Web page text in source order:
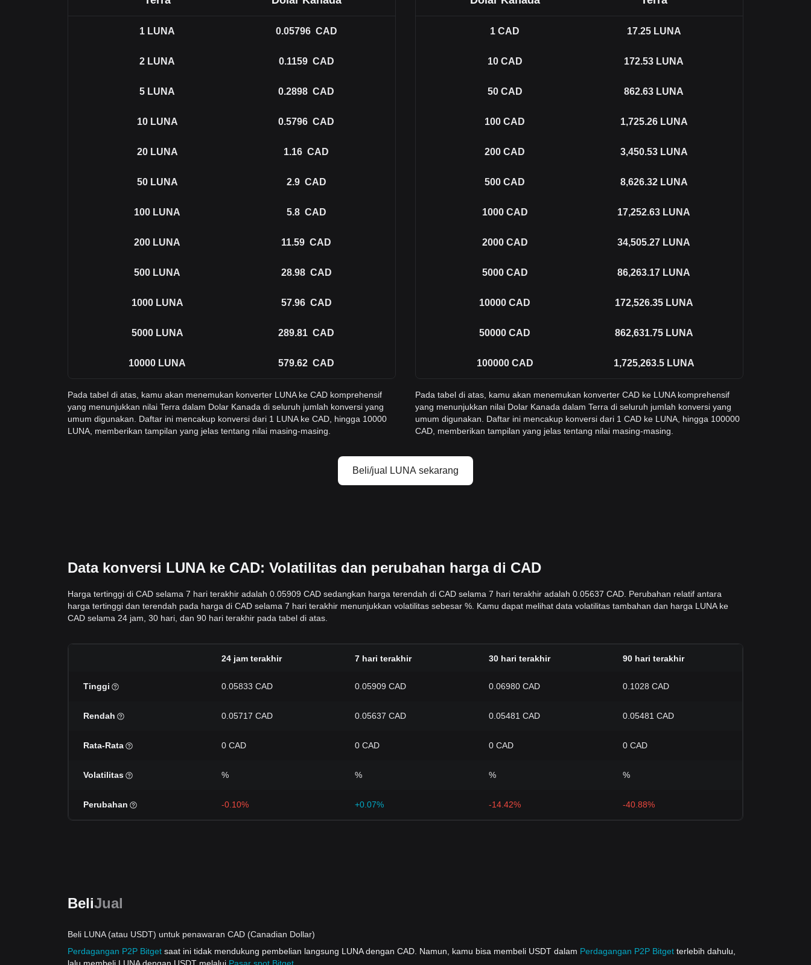
1 LUNA 0.05796 CAD
2 LUNA 0.1159 CAD
5 LUNA 0.2898 CAD
10 LUNA 0.5796 CAD
20 LUNA 1.16 CAD
50 LUNA 2.9 CAD
100 LUNA 5.8 CAD
200 LUNA 11.59 CAD
500 LUNA 28.98 CAD
1000 LUNA 57.96 CAD
5000 LUNA 289.81 CAD
10000 LUNA 579.62 CAD
Pada tabel di atas, kamu akan menemukan konverter LUNA ke CAD komprehensif
yang menunjukkan nilai Terra dalam Dolar Kanada di seluruh jumlah konversi yang
umum digunakan. Daftar ini mencakup konversi dari 1 LUNA ke CAD, hingga 10000
LUNA, memberikan tampilan yang jelas tentang nilai masing-masing.
1 CAD 17.25 LUNA
10 CAD 172.53 LUNA
50 CAD 862.63 LUNA
100 CAD 1,725.26 LUNA
200 CAD 3,450.53 LUNA
500 CAD 8,626.32 LUNA
1000 CAD 17,252.63 LUNA
2000 CAD 34,505.27 LUNA
5000 CAD 86,263.17 LUNA
10000 CAD 172,526.35 LUNA
50000 CAD 862,631.75 LUNA
100000 CAD 1,725,263.5 LUNA
Pada tabel di atas, kamu akan menemukan konverter CAD ke LUNA komprehensif
yang menunjukkan nilai Dolar Kanada dalam Terra di seluruh jumlah konversi yang
umum digunakan. Daftar ini mencakup konversi dari 1 CAD ke LUNA, hingga 100000
CAD, memberikan tampilan yang jelas tentang nilai masing-masing.
Beli/jual LUNA sekarang
Data konversi LUNA ke CAD: Volatilitas dan perubahan harga di CAD
Harga tertinggi di CAD selama 7 hari terakhir adalah 0.05909 CAD sedangkan harga terendah di CAD selama 7 hari terakhir adalah 0.05637 CAD. Perubahan relatif antara
harga tertinggi dan terendah pada harga di CAD selama 7 hari terakhir menunjukkan volatilitas sebesar %. Kamu dapat melihat data volatilitas tambahan dan harga LUNA ke
CAD selama 24 jam, 30 hari, dan 90 hari terakhir pada tabel di atas.
24 jam terakhir 7 hari terakhir 30 hari terakhir 90 hari terakhir
Tinggi 0.05833 CAD 0.05909 CAD 0.06980 CAD 0.1028 CAD
Rendah 0.05717 CAD 0.05637 CAD 0.05481 CAD 0.05481 CAD
Rata-Rata 0 CAD 0 CAD 0 CAD 0 CAD
Volatilitas % % % %
Perubahan -0.10% +0.07% -14.42% -40.88%
BeliJual
Beli LUNA (atau USDT) untuk penawaran CAD (Canadian Dollar)
Perdagangan P2P Bitget saat ini tidak mendukung pembelian langsung LUNA dengan CAD. Namun, kamu bisa membeli USDT dalam Perdagangan P2P Bitget terlebih dahulu,